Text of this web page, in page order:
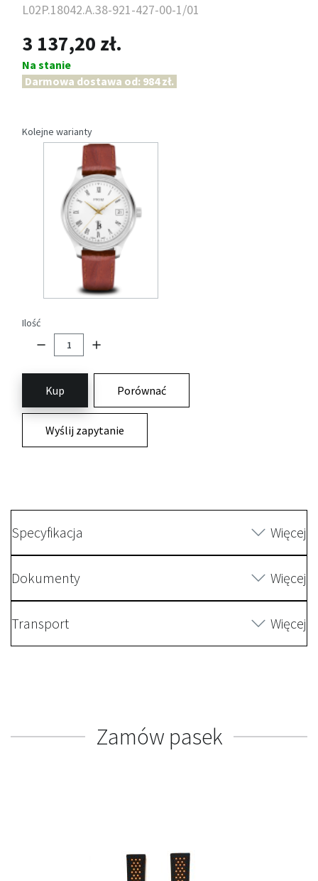
L02P.18042.A.38-921-427-00-1/01
3 137,20 zł.
Na stanie
Darmowa dostawa od: 984 zł.
Kolejne warianty
Ilość
Kup Porównać
Wyślij zapytanie
Specyfikacja Więcej
Dokumenty Więcej
Transport Więcej
Zamów pasek